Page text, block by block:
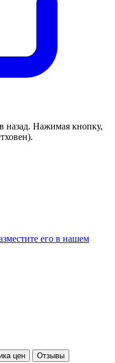
назад. Нажимая кнопку,
его в нашем
цен
Отзывы